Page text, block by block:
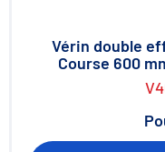
Vérin double
Course 600